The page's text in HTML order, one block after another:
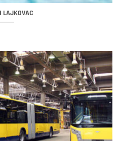
LAJKOVAC